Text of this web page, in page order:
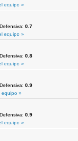
equipo »
Defensiva: 0.7
equipo »
Defensiva: 0.8
equipo »
Defensiva: 0.9
equipo »
Defensiva: 0.9
equipo »